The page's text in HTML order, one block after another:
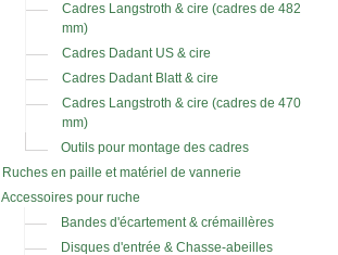
Cadres Langstroth & cire (cadres de 482
mm)
Cadres Dadant US & cire
Cadres Dadant Blatt & cire
Cadres Langstroth & cire (cadres de 470
mm)
Outils pour montage des cadres
Ruches en paille et matériel de vannerie
Accessoires pour ruche
Bandes d'écartement & crémaillères
Disques d'entrée & Chasse-abeilles